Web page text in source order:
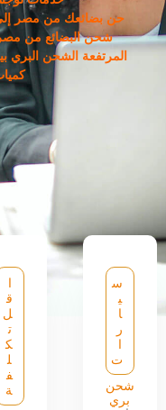
حن بضائعك من مصر
شحن البضائع من مصر
المرتفعة الشحن البري
س
ي
ا
ر
ت
شحن
بري
ق
ل
ت
ك
ل
ف
ة